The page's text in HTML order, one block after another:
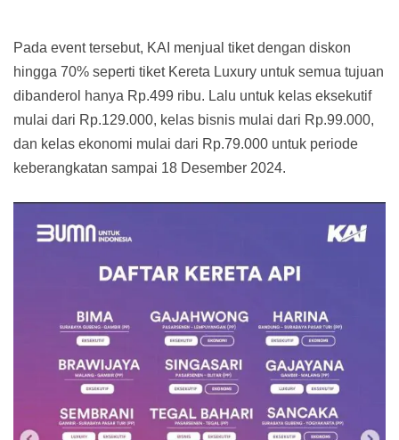
Pada event tersebut, KAI menjual tiket dengan diskon
hingga 70% seperti tiket Kereta Luxury untuk semua tujuan
dibanderol hanya Rp.499 ribu. Lalu untuk kelas eksekutif
mulai dari Rp.129.000, kelas bisnis mulai dari Rp.99.000,
dan kelas ekonomi mulai dari Rp.79.000 untuk periode
keberangkatan sampai 18 Desember 2024.